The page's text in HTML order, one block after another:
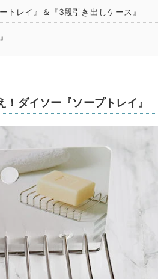
レイ』＆『3段引き出しケース』
ダイソー『ソープトレイ』